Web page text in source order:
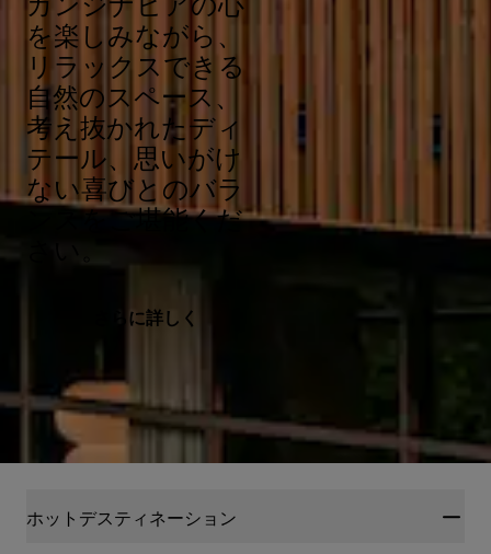
を楽しみながら、
リラックスできる
自然のスペース、
考え抜かれたディ
テール、思いがけ
ない喜びとのバラ
ンスをご堪能くだ
さらに詳しく
ホットデスティネーション